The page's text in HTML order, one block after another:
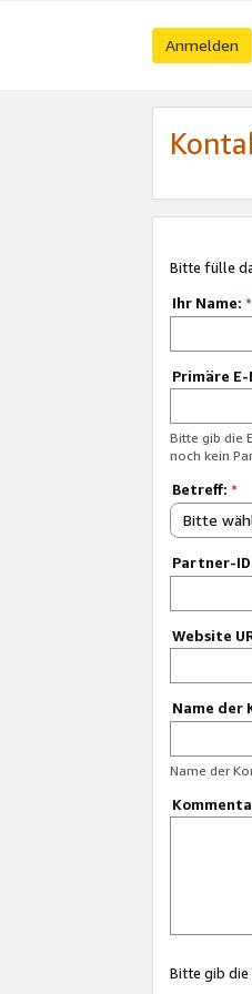
Anmelden
Bitte fülle
Ihr Name: *
Primäre
Bitte gib die
noch kein
Betreff: *
Bitte
Partner-ID
Website
Name der
Name der
Bitte gib die